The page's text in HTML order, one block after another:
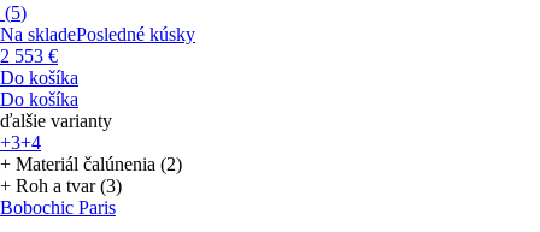
(5)
Na skladePosledné kúsky
2 553 €
Do košíka
Do košíka
ďalšie varianty
+3+4
+ Materiál čalúnenia (2)
+ Roh a tvar (3)
Bobochic Paris